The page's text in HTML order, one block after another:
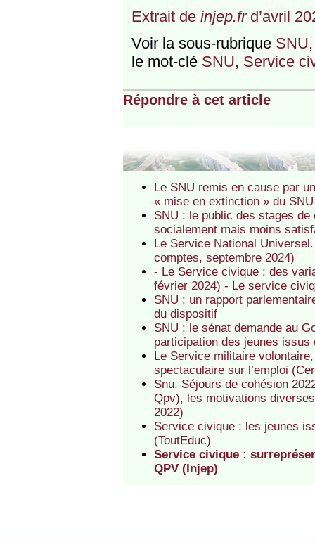
Extrait de injep.frd’avril
Voir la sous-rubrique
le mot-clé SNU, Service
Répondre à cet article
Le SNU remis en cause par
« mise en extinction » du
SNU : le public des stages
socialement mais moins
Le Service National
comptes, septembre 2024)
- Le Service civique : des
février 2024) - Le service
SNU : un rapport
du dispositif
SNU : le sénat demande au
participation des jeunes issus
Le Service militaire
spectaculaire sur l’emploi
Snu. Séjours de cohésion
Qpv), les motivations
2022)
Service civique : les jeunes
(ToutEduc)
Service civique :
QPV (Injep)